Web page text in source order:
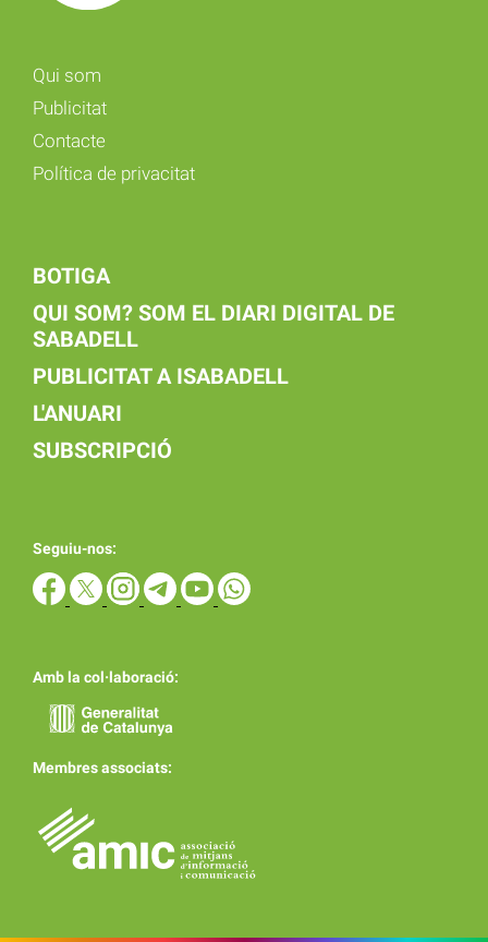
Qui som
Publicitat
Contacte
Política de privacitat
BOTIGA
QUI SOM? SOM EL DIARI DIGITAL DE
SABADELL
PUBLICITAT A ISABADELL
L'ANUARI
SUBSCRIPCIÓ
Seguiu-nos:
Amb la col·laboració:
Membres associats: